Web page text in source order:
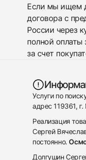
Если мы ищем
договора с
России через
полной оплаты
за счет
Услуги по
адрес 119361,
Реализация
Сергей
постоянно.
Долгушин